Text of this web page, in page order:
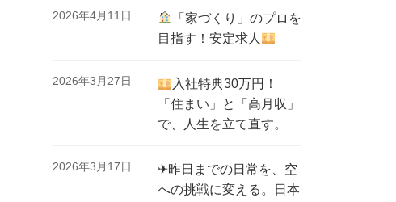
2026年4月11日
「家づくり」のプロを
目指す！安定求人
2026年3月27日
入社特典30万円！
「住まい」と「高月収」
で、人生を立て直す。
2026年3月17日
✈昨日までの日常を、空
への挑戦に変える。日本